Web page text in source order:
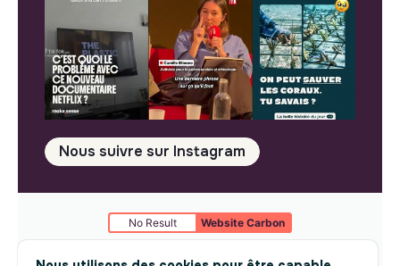
Nous suivre sur Instagram
No Result Website Carbon
Mentions légales© makesense 2024 -cookies